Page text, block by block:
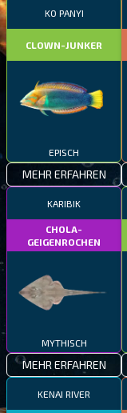
KO PANYI
CLOWN-JUNKER
EPISCH
MEHR ERFAHREN
KARIBIK
CHOLA-
GEIGENROCHEN
MYTHISCH
MEHR ERFAHREN
KENAI RIVER